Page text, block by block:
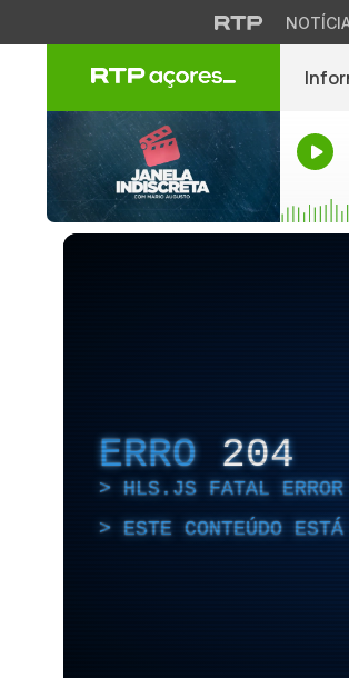
ERRO 204
HLS.JS FATAL ERROR
ESTE CONTEÚDO